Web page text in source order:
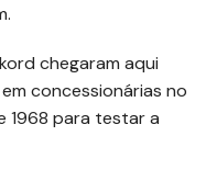
chegaram aqui
concessionárias no
1968 para testar a